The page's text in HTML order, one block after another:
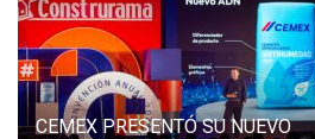
CEMEX PRESENTÓ SU NUEVO